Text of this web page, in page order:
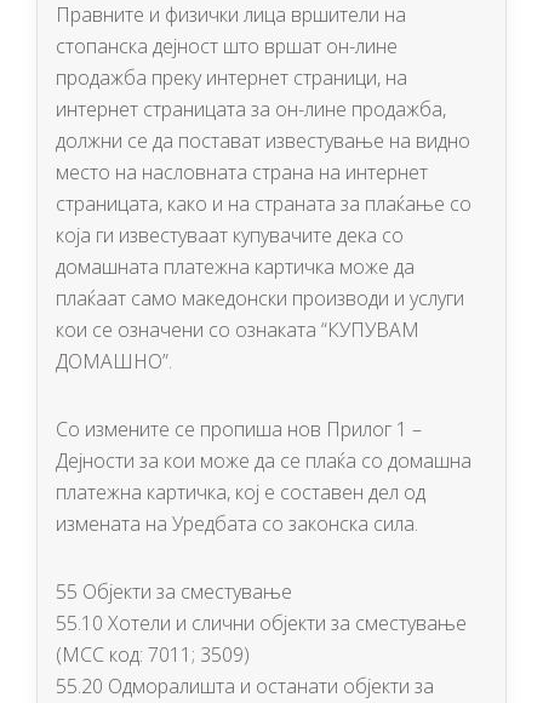
Правните и физички лица вршители на
стопанска дејност што вршат он-лине
продажба преку интернет страници, на
интернет страницата за он-лине продажба,
должни се да постават известување на видно
место на насловната страна на интернет
страницата, како и на страната за плаќање со
која ги известуваат купувачите дека со
домашната платежна картичка може да
плаќаат само македонски производи и услуги
кои се означени со ознаката “КУПУВАМ
ДОМАШНО”.
Со измените се пропиша нов Прилог 1 –
Дејности за кои може да се плаќа со домашна
платежна картичка, кој е составен дел од
измената на Уредбата со законска сила.
55 Објекти за сместување
55.10 Хотели и слични објекти за сместување
(МСС код: 7011; 3509)
55.20 Одморалишта и останати објекти за